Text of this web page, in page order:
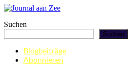
Zum
springen
Journal aan Zee
Suchen
Suchen
Blogbeiträge
Abonnieren